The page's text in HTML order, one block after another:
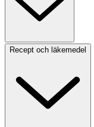
Recept och läkemedel